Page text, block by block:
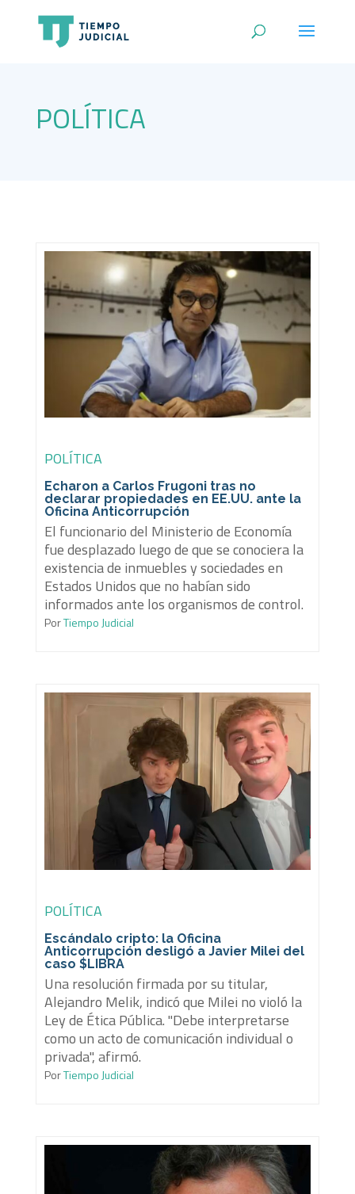
POLÍTICA
POLÍTICA
Echaron a Carlos Frugoni tras no
declarar propiedades en EE.UU. ante la
Oficina Anticorrupción
El funcionario del Ministerio de Economía
fue desplazado luego de que se conociera la
existencia de inmuebles y sociedades en
Estados Unidos que no habían sido
informados ante los organismos de control.
PorTiempo Judicial
POLÍTICA
Escándalo cripto: la Oficina
Anticorrupción desligó a Javier Milei del
caso $LIBRA
Una resolución firmada por su titular,
Alejandro Melik, indicó que Milei no violó la
Ley de Ética Pública. "Debe interpretarse
como un acto de comunicación individual o
privada", afirmó.
PorTiempo Judicial